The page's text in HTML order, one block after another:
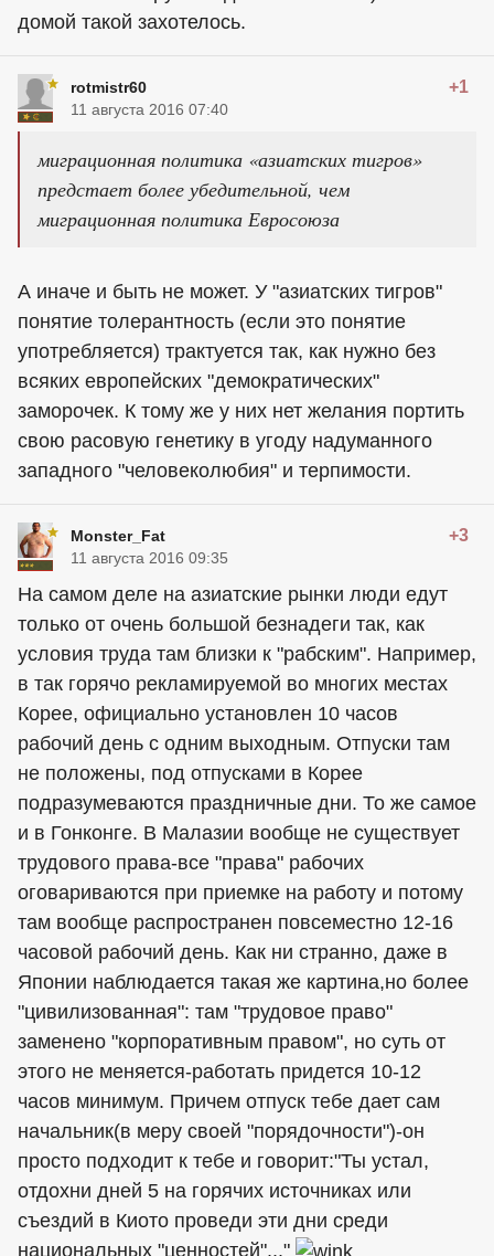
домой такой захотелось.
rotmistr60 +1
11 августа 2016 07:40
миграционная политика «азиатских тигров»
предстает более убедительной, чем
миграционная политика Евросоюза
А иначе и быть не может. У "азиатских тигров"
понятие толерантность (если это понятие
употребляется) трактуется так, как нужно без
всяких европейских "демократических"
заморочек. К тому же у них нет желания портить
свою расовую генетику в угоду надуманного
западного "человеколюбия" и терпимости.
Monster_Fat +3
11 августа 2016 09:35
На самом деле на азиатские рынки люди едут
только от очень большой безнадеги так, как
условия труда там близки к "рабским". Например,
в так горячо рекламируемой во многих местах
Корее, официально установлен 10 часов
рабочий день с одним выходным. Отпуски там
не положены, под отпусками в Корее
подразумеваются праздничные дни. То же самое
и в Гонконге. В Малазии вообще не существует
трудового права-все "права" рабочих
оговариваются при приемке на работу и потому
там вообще распространен повсеместно 12-16
часовой рабочий день. Как ни странно, даже в
Японии наблюдается такая же картина,но более
"цивилизованная": там "трудовое право"
заменено "корпоративным правом", но суть от
этого не меняется-работать придется 10-12
часов минимум. Причем отпуск тебе дает сам
начальник(в меру своей "порядочности")-он
просто подходит к тебе и говорит:"Ты устал,
отдохни дней 5 на горячих источниках или
съездий в Киото проведи эти дни среди
национальных "ценностей"..."